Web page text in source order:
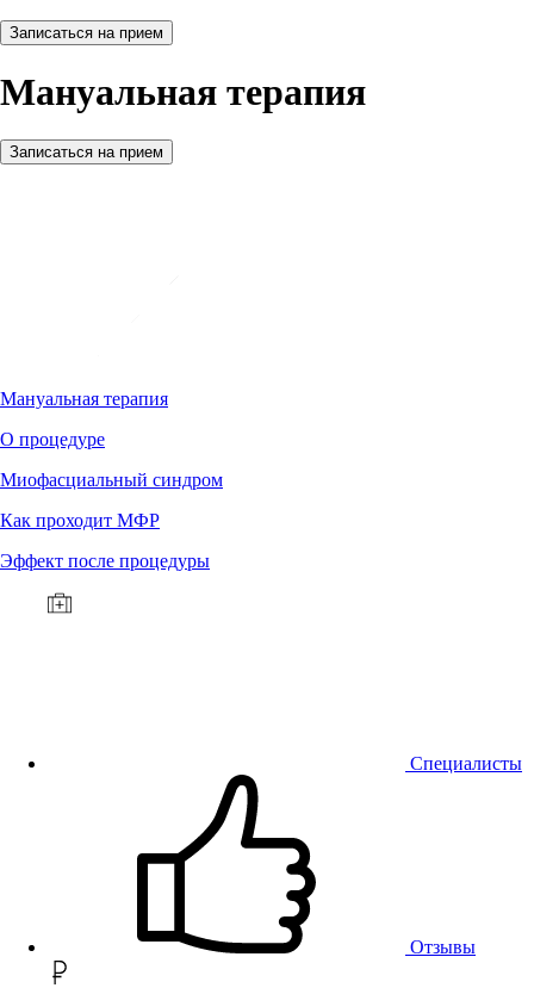
Записаться на прием
Мануальная терапия
Записаться на прием
Мануальная терапия
О процедуре
Миофасциальный синдром
Как проходит МФР
Эффект после процедуры
Специалисты
Отзывы